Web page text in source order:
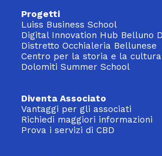
Progetti
Luiss Business School
Digital Innovation Hub Belluno
Distretto Occhialeria Bellunese
Centro per la storia e la
Dolomiti Summer School
Diventa Associato
Vantaggi per gli associati
Richiedi maggiori informazioni
Prova i servizi di CBD